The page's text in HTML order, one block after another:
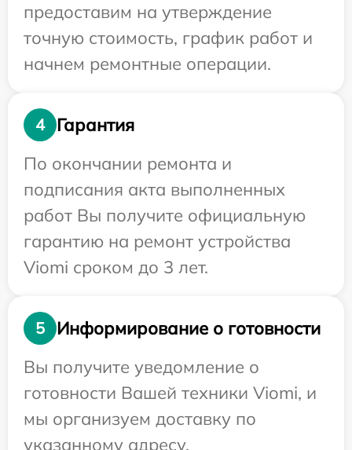
предоставим на утверждение
точную стоимость, график работ и
начнем ремонтные операции.
4
Гарантия
По окончании ремонта и
подписания акта выполненных
работ Вы получите официальную
гарантию на ремонт устройства
Viomi сроком до 3 лет.
5
Информирование о готовности
Вы получите уведомление о
готовности Вашей техники Viomi, и
мы организуем доставку по
указанному адресу.